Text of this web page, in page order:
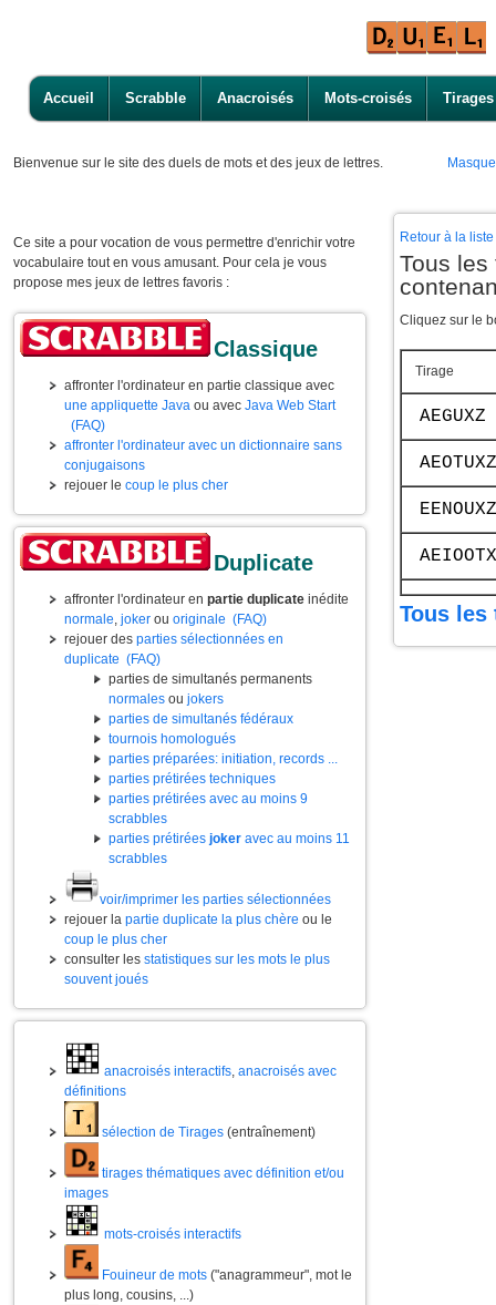
Accueil Scrabble Anacroisés Mots-croisés Tirages
Bienvenue sur le site des duels de mots et des jeux de lettres.
Ce site a pour vocation de vous permettre d'enrichir votre
vocabulaire tout en vous amusant. Pour cela je vous
propose mes jeux de lettres favoris :
Classique
affronter l'ordinateur en partie classique avec
une appliquette Java ou avec Java Web Start
(FAQ)
affronter l'ordinateur avec un dictionnaire sans
conjugaisons
rejouer le coup le plus cher
Duplicate
affronter l'ordinateur en partie duplicate inédite
normale, joker ou originale (FAQ)
rejouer des parties sélectionnées en
duplicate (FAQ)
parties de simultanés permanents
normales ou jokers
parties de simultanés fédéraux
tournois homologués
parties préparées: initiation, records ...
parties prétirées techniques
parties prétirées avec au moins 9
scrabbles
parties prétirées joker avec au moins 11
scrabbles
voir/imprimer les parties sélectionnées
rejouer la partie duplicate la plus chère ou le
coup le plus cher
consulter les statistiques sur les mots le plus
souvent joués
anacroisés interactifs, anacroisés avec
définitions
sélection de Tirages (entraînement)
tirages thématiques avec définition et/ou
images
mots-croisés interactifs
Fouineur de mots ("anagrammeur", mot le
plus long, cousins, ...)
Retour à la
Tous
Cliquez sur le
Tirage
AEGUXZ
AEOTUXZ
EENOUXZ
Tous les